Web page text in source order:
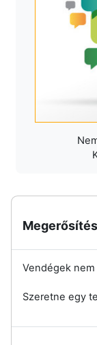
Megerősítés
Vendégek
Szeretne egy